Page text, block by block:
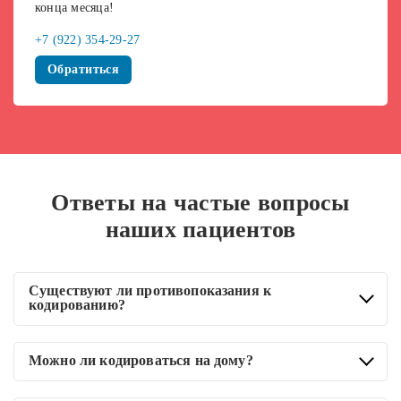
конца месяца!
+7 (922) 354-29-27
Обратиться
Ответы на частые вопросы
наших пациентов
Существуют ли противопоказания к
кодированию?
Абсолютными противопоказаниями к кодированию
Можно ли кодироваться на дому?